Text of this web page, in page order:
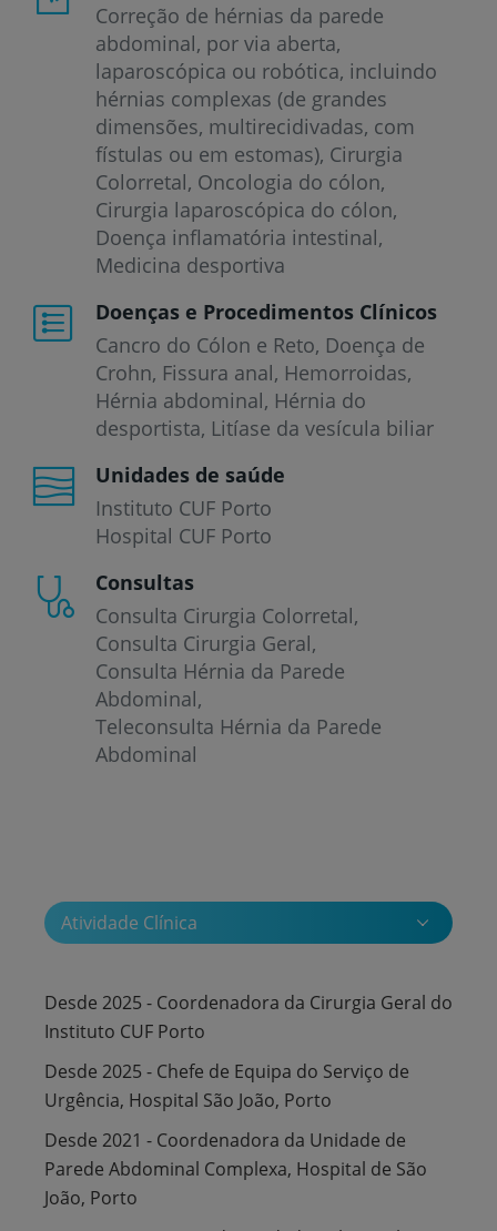
Correção de hérnias da parede
abdominal, por via aberta,
laparoscópica ou robótica, incluindo
hérnias complexas (de grandes
dimensões, multirecidivadas, com
fístulas ou em estomas), Cirurgia
Colorretal, Oncologia do cólon,
Cirurgia laparoscópica do cólon,
Doença inflamatória intestinal,
Medicina desportiva
Doenças e Procedimentos Clínicos
Cancro do Cólon e Reto Doença de
Crohn Fissura anal Hemorroidas
Hérnia abdominal Hérnia do
desportista Litíase da vesícula biliar
Unidades de saúde
Instituto CUF Porto
Hospital CUF Porto
Consultas
Consulta Cirurgia Colorretal
Consulta Cirurgia Geral
Consulta Hérnia da Parede
Abdominal
Teleconsulta Hérnia da Parede
Abdominal
Atividade Clínica
Desde 2025 - Coordenadora da Cirurgia Geral do
Instituto CUF Porto
Desde 2025 - Chefe de Equipa do Serviço de
Urgência, Hospital São João, Porto
Desde 2021 - Coordenadora da Unidade de
Parede Abdominal Complexa, Hospital de São
João, Porto